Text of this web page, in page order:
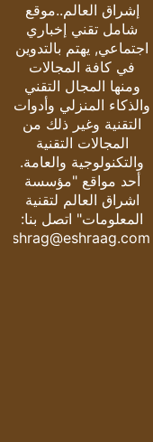
إشراق العالم..موقع
شامل تقني إخباري
اجتماعي, يهتم بالتدوين
في كافة المجالات
ومنها المجال التقني
والذكاء المنزلي وأدوات
التقنية وغير ذلك من
المجالات التقنية
والتكنولوجية والعامة.
أحد مواقع "مؤسسة
اشراق العالم لتقنية
المعلومات" اتصل بنا:
eshrag@eshraag.com